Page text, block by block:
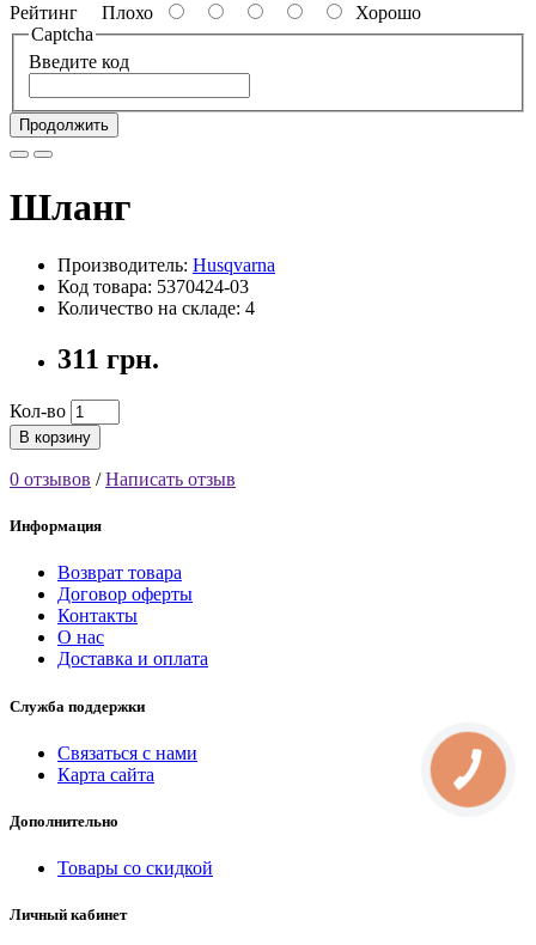
Рейтинг Плохо
Хорошо
Captcha
Введите код
Продолжить
Шланг
Производитель: Husqvarna
Код товара: 5370424-03
Количество на складе: 4
311 грн.
Кол-во
В корзину
0 отзывов /Написать отзыв
Информация
Возврат товара
Договор оферты
Контакты
О нас
Доставка и оплата
Служба поддержки
Связаться с нами
Карта сайта
Дополнительно
Товары со скидкой
Личный кабинет
КНОПКА
СВЯЗИ